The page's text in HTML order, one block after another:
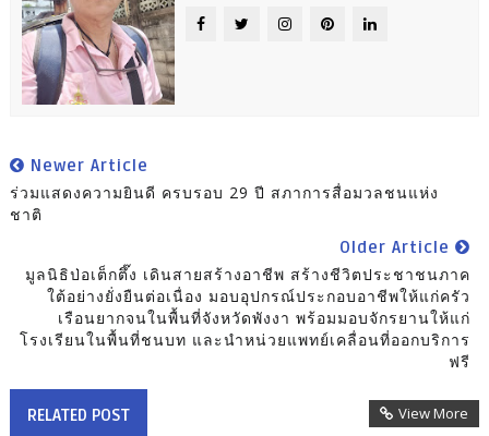
Newer Article
ร่วมแสดงความยินดี ครบรอบ 29 ปี สภาการสื่อมวลชนแห่ง
ชาติ
Older Article
มูลนิธิป่อเต็กตึ๊ง เดินสายสร้างอาชีพ สร้างชีวิตประชาชนภาค
ใต้อย่างยั่งยืนต่อเนื่อง มอบอุปกรณ์ประกอบอาชีพให้แก่ครัว
เรือนยากจนในพื้นที่จังหวัดพังงา พร้อมมอบจักรยานให้แก่
โรงเรียนในพื้นที่ชนบท และนำหน่วยแพทย์เคลื่อนที่ออกบริการ
ฟรี
RELATED POST View More